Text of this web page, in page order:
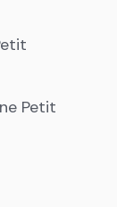
Petit